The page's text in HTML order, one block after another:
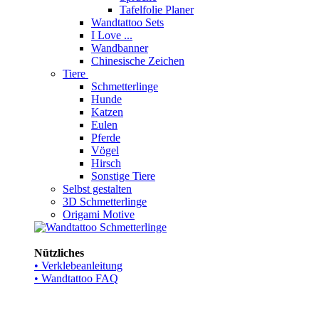
Tafelfolie Planer
Wandtattoo Sets
I Love ...
Wandbanner
Chinesische Zeichen
Tiere
Schmetterlinge
Hunde
Katzen
Eulen
Pferde
Vögel
Hirsch
Sonstige Tiere
Selbst gestalten
3D Schmetterlinge
Origami Motive
Nützliches
• Verklebeanleitung
• Wandtattoo FAQ